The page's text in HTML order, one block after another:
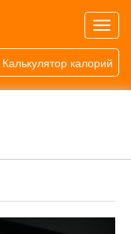
Калькулятор калорий